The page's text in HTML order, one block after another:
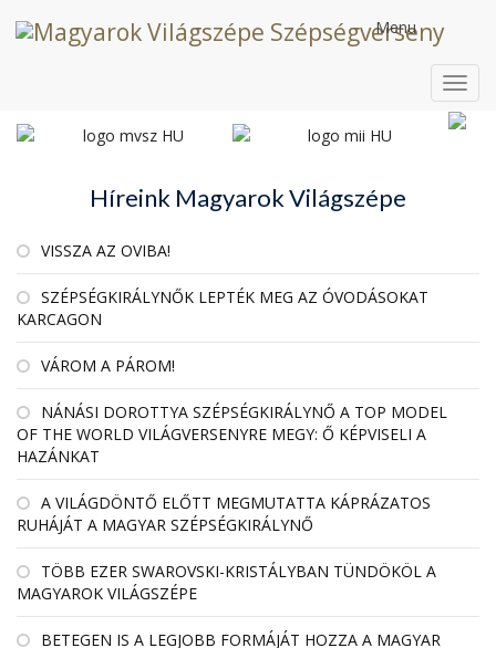
Menu
Híreink Magyarok Világszépe
VISSZA AZ OVIBA!
SZÉPSÉGKIRÁLYNŐK LEPTÉK MEG AZ ÓVODÁSOKAT
KARCAGON
VÁROM A PÁROM!
NÁNÁSI DOROTTYA SZÉPSÉGKIRÁLYNŐ A TOP MODEL
OF THE WORLD VILÁGVERSENYRE MEGY: Ő KÉPVISELI A
HAZÁNKAT
A VILÁGDÖNTŐ ELŐTT MEGMUTATTA KÁPRÁZATOS
RUHÁJÁT A MAGYAR SZÉPSÉGKIRÁLYNŐ
TÖBB EZER SWAROVSKI-KRISTÁLYBAN TÜNDÖKÖL A
MAGYAROK VILÁGSZÉPE
BETEGEN IS A LEGJOBB FORMÁJÁT HOZZA A MAGYAR